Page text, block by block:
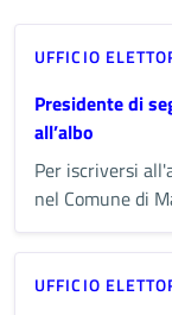
UFFICIO
Presidente di
all’albo
Per iscriversi
nel Comune di
italiani
Comune e
secondo grado.
UFFICIO